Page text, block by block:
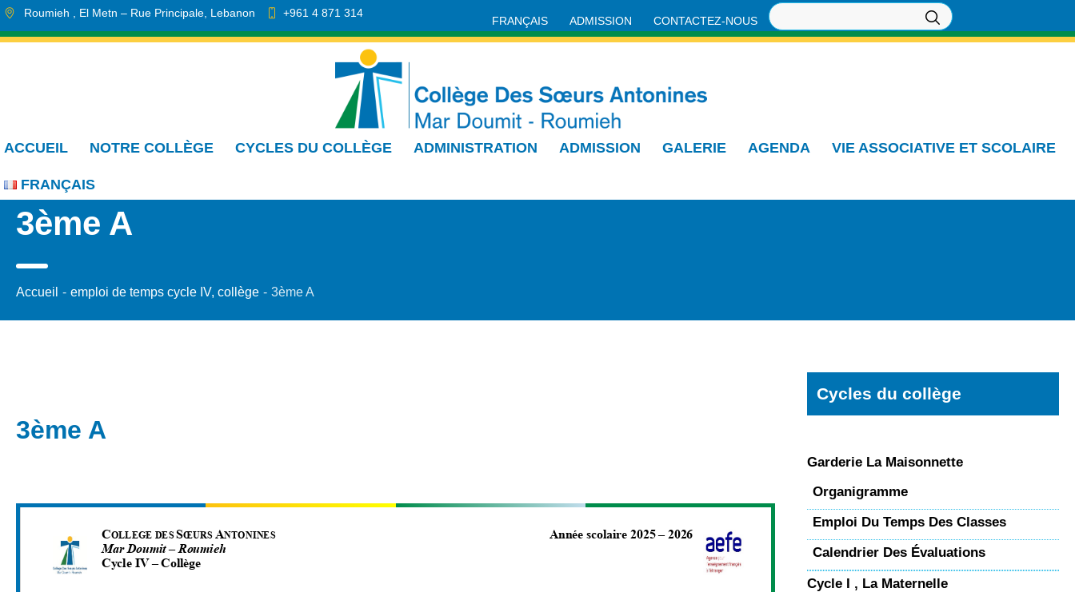
FRANÇAIS ADMISSION CONTACTEZ-NOUS
Roumieh , El Metn – Rue Principale Lebanon
+961 4 871 314
info.cmdr@sa.edu.lb
ACCUEIL NOTRE COLLÈGE CYCLES DU COLLÈGE ADMINISTRATION ADMISSION GALERIE AGENDA VIE ASSOCIATIVE ET SCOLAIRE
FRANÇAIS
3ème A
Accueil - emploi de temps cycle IV, collège - 3ème A
3ème A
Cycles du collège
Garderie La Maisonnette
Organigramme
Emploi Du Temps Des Classes
Calendrier Des Évaluations
Cycle I , La Maternelle